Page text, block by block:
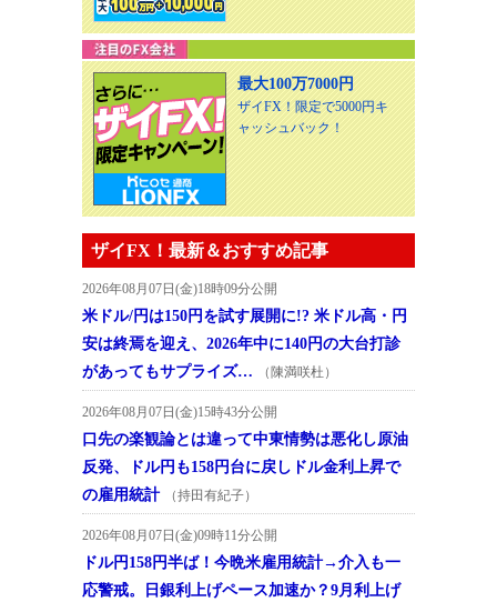
最大100万7000円
ザイFX！限定で5000円キ
ャッシュバック！
ザイFX！最新＆おすすめ記事
2026年08月07日(金)18時09分公開
米ドル/円は150円を試す展開に!? 米ドル高・円
安は終焉を迎え、2026年中に140円の大台打診
があってもサプライズ…
（陳満咲杜）
2026年08月07日(金)15時43分公開
口先の楽観論とは違って中東情勢は悪化し原油
反発、ドル円も158円台に戻しドル金利上昇で
の雇用統計
（持田有紀子）
2026年08月07日(金)09時11分公開
ドル円158円半ば！今晩米雇用統計→介入も一
応警戒。日銀利上げペース加速か？9月利上げ